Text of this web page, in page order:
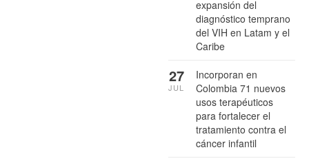
expansión del
diagnóstico temprano
del VIH en Latam y el
Caribe
Incorporan en
Colombia 71 nuevos
usos terapéuticos
para fortalecer el
tratamiento contra el
cáncer infantil
27
JUL